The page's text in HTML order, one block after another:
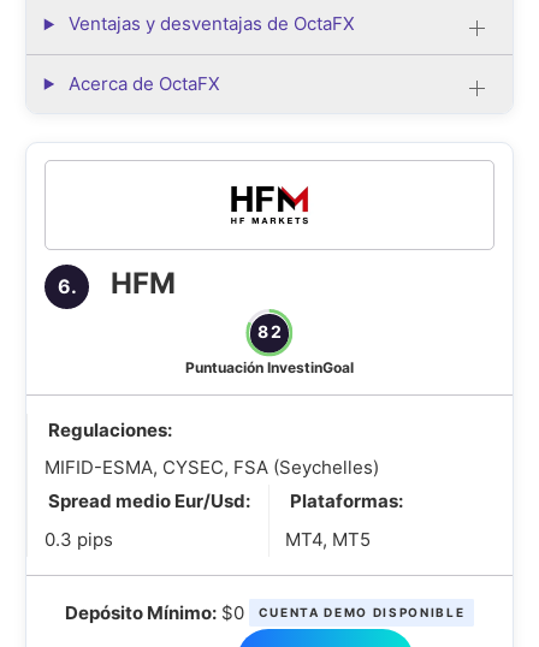
Ventajas y desventajas de OctaFX
Acerca de OctaFX
6. HFM
82
Puntuación InvestinGoal
Regulaciones:
MIFID-ESMA, CYSEC, FSA (Seychelles)
Spread medio Eur/Usd:
0.3 pips
Plataformas:
MT4, MT5
Depósito Mínimo:$0 CUENTA DEMO DISPONIBLE